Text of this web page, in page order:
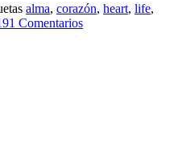
alma, corazón, heart, life,
Comentarios